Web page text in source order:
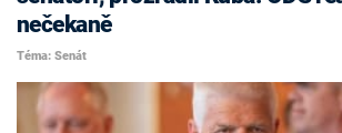
nečekaně
Téma: Senát